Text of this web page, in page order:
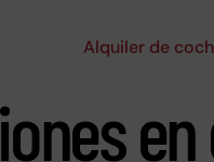
Alquiler de